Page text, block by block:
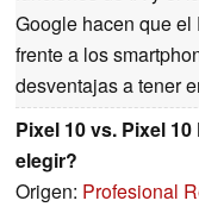
Google hacen que
frente a los
desventajas a tener
Pixel 10 vs. Pixel
elegir?
Origen: Profesional